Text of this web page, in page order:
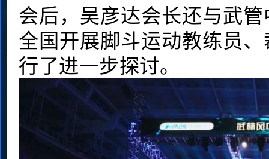
会后，吴彦达会长还与武
全国开展脚斗运动教练员
行了进一步探讨。